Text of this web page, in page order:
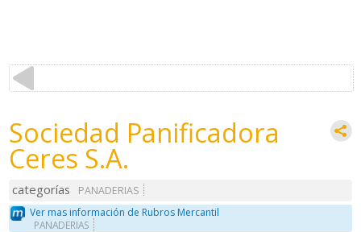
Sociedad Panificadora
Ceres S.A.
categorías
PANADERIAS
Ver mas información de Rubros Mercantil
PANADERIAS